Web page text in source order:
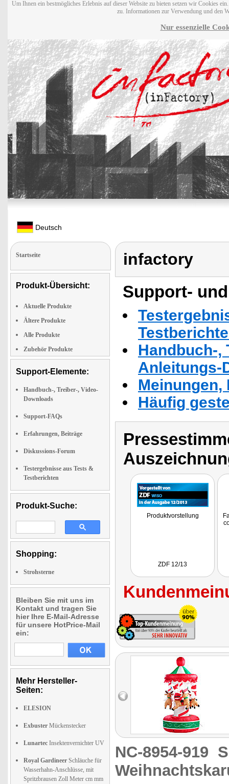
Um Ihnen ein bestmögliches Erlebnis auf dieser Website zu bieten setzen wir Cookies
zu. Informationen zur Verwendung und den
Nur essenzielle
Deutsch
Startseite
Produkt-Übersicht:
Aktuelle Produkte
Ältere Produkte
Alle Produkte
Zubehör Produkte
Support-Elemente:
Handbuch-, Treiber-, Video-
Downloads
Support-FAQs
Erfahrungen, Beiträge
Diskussions-Forum
Testergebnisse aus Tests &
Testberichten
Produkt-Suche:
Shopping:
Strohsterne
Bleiben Sie mit uns im
Kontakt und tragen Sie
hier Ihre E-Mail-Adresse
für unsere HotPrice-Mail
ein:
Mehr Hersteller-
Seiten:
ELESION
Exbuster Mückenstecker
Lunartec Insektenvernichter UV
Royal Gardineer Schläuche für
Wasserhahn-Anschlüsse, mit
Spritzbrausen Zoll Meter cm mm
infactory
Support-
Handbuch-,
Anleitungs-
Häufig
Produktvorstellung
ZDF 12/13
NC-8954-919